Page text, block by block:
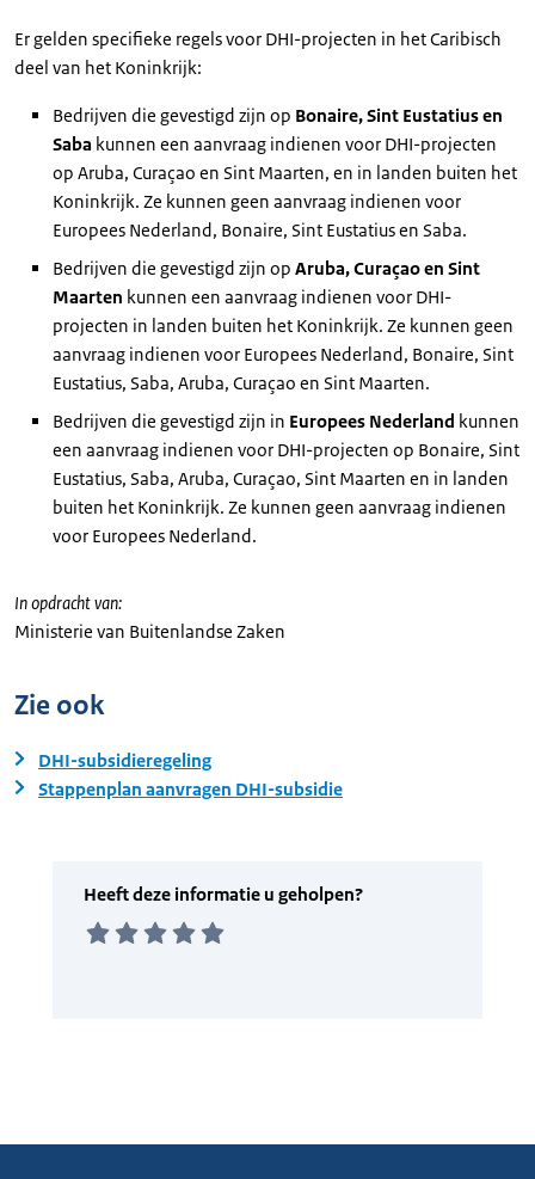
Er gelden specifieke regels voor DHI-projecten in het Caribisch
deel van het Koninkrijk:
Bedrijven die gevestigd zijn op Bonaire, Sint Eustatius en
Saba kunnen een aanvraag indienen voor DHI-projecten
op Aruba, Curaçao en Sint Maarten, en in landen buiten het
Koninkrijk. Ze kunnen geen aanvraag indienen voor
Europees Nederland, Bonaire, Sint Eustatius en Saba.
Bedrijven die gevestigd zijn op Aruba, Curaçao en Sint
Maarten kunnen een aanvraag indienen voor DHI-
projecten in landen buiten het Koninkrijk. Ze kunnen geen
aanvraag indienen voor Europees Nederland, Bonaire, Sint
Eustatius, Saba, Aruba, Curaçao en Sint Maarten.
Bedrijven die gevestigd zijn in Europees Nederland kunnen
een aanvraag indienen voor DHI-projecten op Bonaire, Sint
Eustatius, Saba, Aruba, Curaçao, Sint Maarten en in landen
buiten het Koninkrijk. Ze kunnen geen aanvraag indienen
voor Europees Nederland.
In opdracht van:
Ministerie van Buitenlandse Zaken
Zie ook
DHI-subsidieregeling
Stappenplan aanvragen DHI-subsidie